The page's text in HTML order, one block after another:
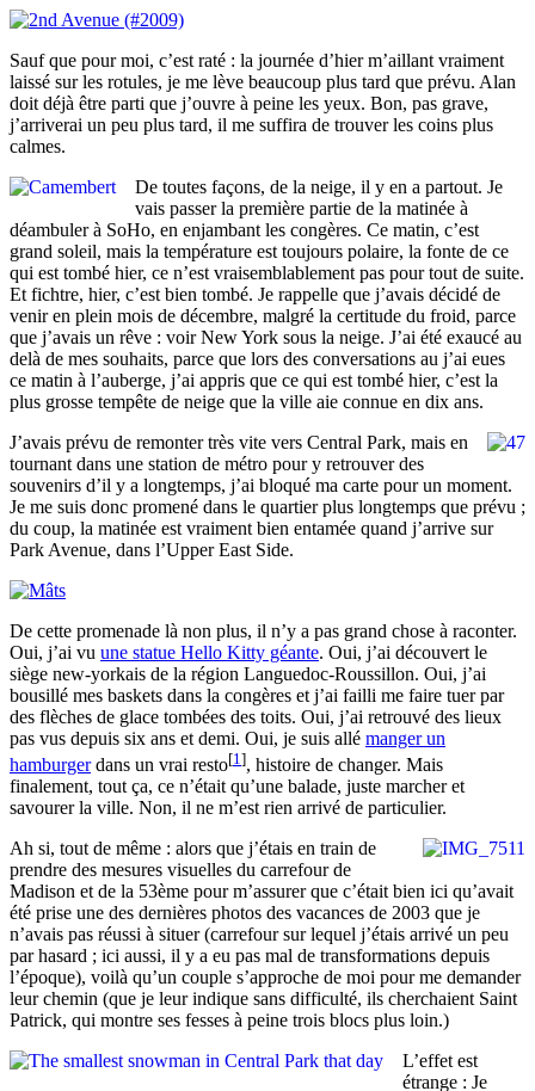
Sauf que pour moi, c’est raté : la journée d’hier m’aillant vraiment
laissé sur les rotules, je me lève beaucoup plus tard que prévu. Alan
doit déjà être parti que j’ouvre à peine les yeux. Bon, pas grave,
j’arriverai un peu plus tard, il me suffira de trouver les coins plus
calmes.
De toutes façons, de la neige, il y en a partout. Je
vais passer la première partie de la matinée à
déambuler à SoHo, en enjambant les congères. Ce matin, c’est
grand soleil, mais la température est toujours polaire, la fonte de ce
qui est tombé hier, ce n’est vraisemblablement pas pour tout de suite.
Et fichtre, hier, c’est bien tombé. Je rappelle que j’avais décidé de
venir en plein mois de décembre, malgré la certitude du froid, parce
que j’avais un rêve : voir New York sous la neige. J’ai été exaucé au
delà de mes souhaits, parce que lors des conversations au j’ai eues
ce matin à l’auberge, j’ai appris que ce qui est tombé hier, c’est la
plus grosse tempête de neige que la ville aie connue en dix ans.
J’avais prévu de remonter très vite vers Central Park, mais en
tournant dans une station de métro pour y retrouver des
souvenirs d’il y a longtemps, j’ai bloqué ma carte pour un moment.
Je me suis donc promené dans le quartier plus longtemps que prévu ;
du coup, la matinée est vraiment bien entamée quand j’arrive sur
Park Avenue, dans l’Upper East Side.
De cette promenade là non plus, il n’y a pas grand chose à raconter.
Oui, j’ai vu une statue Hello Kitty géante. Oui, j’ai découvert le
siège new-yorkais de la région Languedoc-Roussillon. Oui, j’ai
bousillé mes baskets dans la congères et j’ai failli me faire tuer par
des flèches de glace tombées des toits. Oui, j’ai retrouvé des lieux
pas vus depuis six ans et demi. Oui, je suis allé manger un
hamburgerdans un vrai resto[1 ], histoire de changer. Mais
finalement, tout ça, ce n’était qu’une balade, juste marcher et
savourer la ville. Non, il ne m’est rien arrivé de particulier.
Ah si, tout de même : alors que j’étais en train de
prendre des mesures visuelles du carrefour de
Madison et de la 53ème pour m’assurer que c’était bien ici qu’avait
été prise une des dernières photos des vacances de 2003 que je
n’avais pas réussi à situer (carrefour sur lequel j’étais arrivé un peu
par hasard ; ici aussi, il y a eu pas mal de transformations depuis
l’époque), voilà qu’un couple s’approche de moi pour me demander
leur chemin (que je leur indique sans difficulté, ils cherchaient Saint
Patrick, qui montre ses fesses à peine trois blocs plus loin.)
L’effet est
étrange : Je